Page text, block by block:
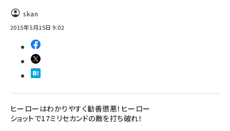
skan
2015年5月15日 9:02
ヒーローはわかりやすく勧善懲悪！ヒーロー
ショットで17ミリセカンドの敵を打ち破れ！